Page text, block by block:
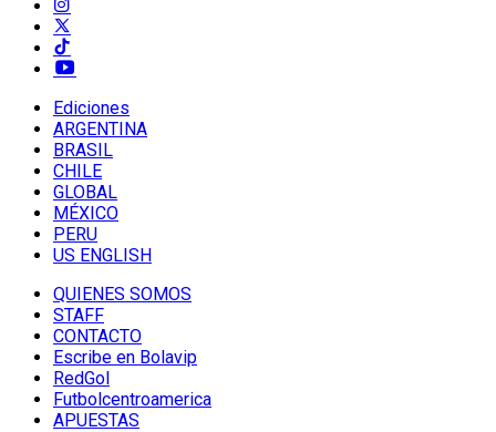
Ediciones
ARGENTINA
BRASIL
CHILE
GLOBAL
MÉXICO
PERU
US ENGLISH
QUIENES SOMOS
STAFF
CONTACTO
Escribe en Bolavip
RedGol
Futbolcentroamerica
APUESTAS